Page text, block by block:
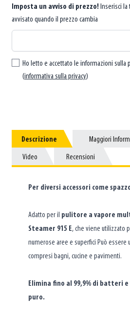
Imposta un avviso di prezzo! Inserisci
avvisato quando il prezzo cambia
Ho letto e accettato le informazioni sulla
(informativa sulla privacy)
Descrizione
Descrizione Maggiori
Maggiori
Video
Video Recensioni
Recensioni
Per diversi accessori come
Adatto per il pulitore a vapore
Steamer 915 E, che viene utilizzato
numerose aree e superfici Può essere
compresi bagni, cucine e pavimenti.
Elimina fino al 99,9% di batteri e
puro.